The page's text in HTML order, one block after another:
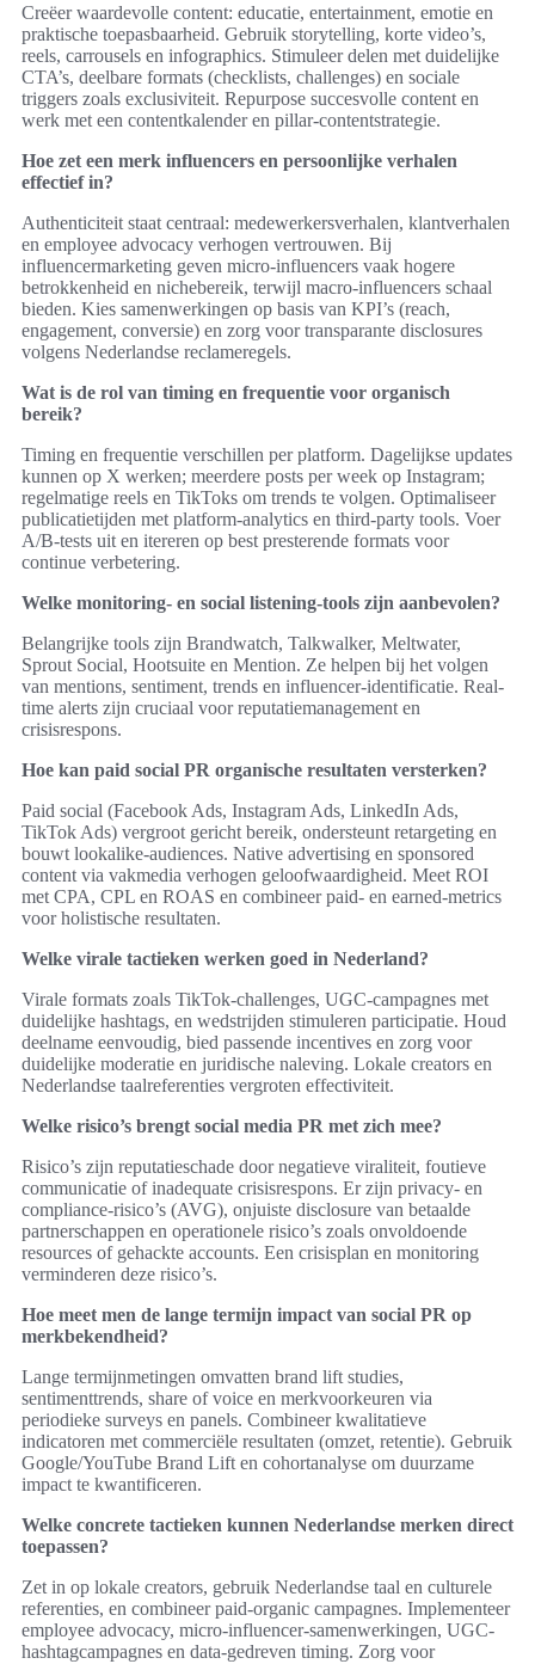
Creëer waardevolle content: educatie, entertainment, emotie en
praktische toepasbaarheid. Gebruik storytelling, korte video’s,
reels, carrousels en infographics. Stimuleer delen met duidelijke
CTA’s, deelbare formats (checklists, challenges) en sociale
triggers zoals exclusiviteit. Repurpose succesvolle content en
werk met een contentkalender en pillar-contentstrategie.
Hoe zet een merk influencers en persoonlijke verhalen
effectief in?
Authenticiteit staat centraal: medewerkersverhalen, klantverhalen
en employee advocacy verhogen vertrouwen. Bij
influencermarketing geven micro-influencers vaak hogere
betrokkenheid en nichebereik, terwijl macro-influencers schaal
bieden. Kies samenwerkingen op basis van KPI’s (reach,
engagement, conversie) en zorg voor transparante disclosures
volgens Nederlandse reclameregels.
Wat is de rol van timing en frequentie voor organisch
bereik?
Timing en frequentie verschillen per platform. Dagelijkse updates
kunnen op X werken; meerdere posts per week op Instagram;
regelmatige reels en TikToks om trends te volgen. Optimaliseer
publicatietijden met platform-analytics en third-party tools. Voer
A/B-tests uit en itereren op best presterende formats voor
continue verbetering.
Welke monitoring- en social listening-tools zijn aanbevolen?
Belangrijke tools zijn Brandwatch, Talkwalker, Meltwater,
Sprout Social, Hootsuite en Mention. Ze helpen bij het volgen
van mentions, sentiment, trends en influencer-identificatie. Real-
time alerts zijn cruciaal voor reputatiemanagement en
crisisrespons.
Hoe kan paid social PR organische resultaten versterken?
Paid social (Facebook Ads, Instagram Ads, LinkedIn Ads,
TikTok Ads) vergroot gericht bereik, ondersteunt retargeting en
bouwt lookalike-audiences. Native advertising en sponsored
content via vakmedia verhogen geloofwaardigheid. Meet ROI
met CPA, CPL en ROAS en combineer paid- en earned-metrics
voor holistische resultaten.
Welke virale tactieken werken goed in Nederland?
Virale formats zoals TikTok-challenges, UGC-campagnes met
duidelijke hashtags, en wedstrijden stimuleren participatie. Houd
deelname eenvoudig, bied passende incentives en zorg voor
duidelijke moderatie en juridische naleving. Lokale creators en
Nederlandse taalreferenties vergroten effectiviteit.
Welke risico’s brengt social media PR met zich mee?
Risico’s zijn reputatieschade door negatieve viraliteit, foutieve
communicatie of inadequate crisisrespons. Er zijn privacy- en
compliance-risico’s (AVG), onjuiste disclosure van betaalde
partnerschappen en operationele risico’s zoals onvoldoende
resources of gehackte accounts. Een crisisplan en monitoring
verminderen deze risico’s.
Hoe meet men de lange termijn impact van social PR op
merkbekendheid?
Lange termijnmetingen omvatten brand lift studies,
sentimenttrends, share of voice en merkvoorkeuren via
periodieke surveys en panels. Combineer kwalitatieve
indicatoren met commerciële resultaten (omzet, retentie). Gebruik
Google/YouTube Brand Lift en cohortanalyse om duurzame
impact te kwantificeren.
Welke concrete tactieken kunnen Nederlandse merken direct
toepassen?
Zet in op lokale creators, gebruik Nederlandse taal en culturele
referenties, en combineer paid-organic campagnes. Implementeer
employee advocacy, micro-influencer-samenwerkingen, UGC-
hashtagcampagnes en data-gedreven timing. Zorg voor